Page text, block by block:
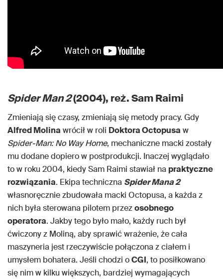
Spider Man 2(2004), reż. Sam Raimi
Zmieniają się czasy, zmieniają się metody pracy. Gdy
Alfred Molina wrócił w roli Doktora Octopusa w
Spider-Man: No Way Home, mechaniczne macki zostały
mu dodane dopiero w postprodukcji. Inaczej wyglądało
to w roku 2004, kiedy Sam Raimi stawiał na praktyczne
rozwiązania. Ekipa techniczna Spider Mana 2
własnoręcznie zbudowała macki Octopusa, a każda z
nich była sterowana pilotem przezosobnego
operatora. Jakby tego było mało, każdy ruch był
ćwiczony z Moliną, aby sprawić wrażenie, że cała
maszyneria jest rzeczywiście połączona z ciałem i
umysłem bohatera. Jeśli chodzi oCGI, to posiłkowano
się nim w kilku większych, bardziej wymagających